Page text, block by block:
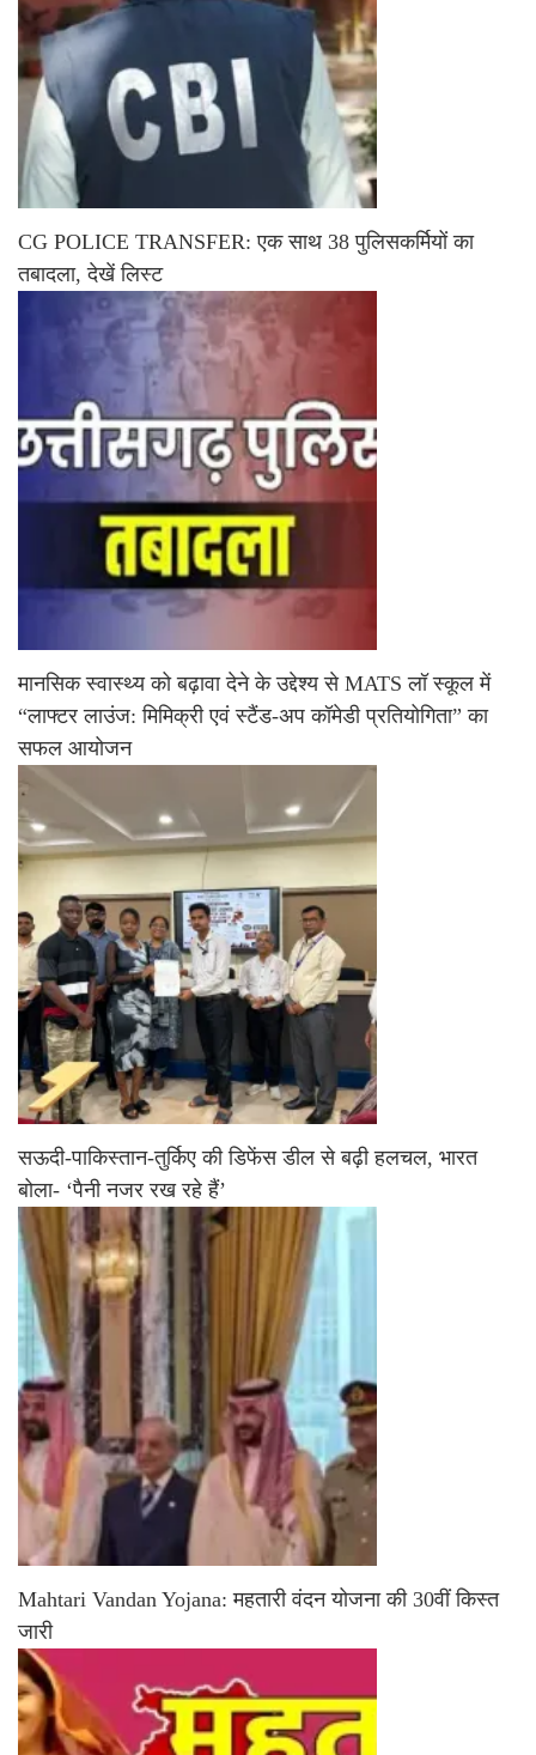
CG POLICE TRANSFER: एक साथ 38 पुलिसकर्मियों का
तबादला, देखें लिस्ट
मानसिक स्वास्थ्य को बढ़ावा देने के उद्देश्य से MATS लॉ स्कूल में
“लाफ्टर लाउंज: मिमिक्री एवं स्टैंड-अप कॉमेडी प्रतियोगिता” का
सफल आयोजन
सऊदी-पाकिस्तान-तुर्किए की डिफेंस डील से बढ़ी हलचल, भारत
बोला- ‘पैनी नजर रख रहे हैं’
Mahtari Vandan Yojana: महतारी वंदन योजना की 30वीं किस्त
जारी